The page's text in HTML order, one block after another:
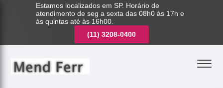
Estamos localizados em SP. Horário de
atendimento de seg a sexta das 08h0 às 17h e
às quintas até às 16h00.
(11)3208-0400